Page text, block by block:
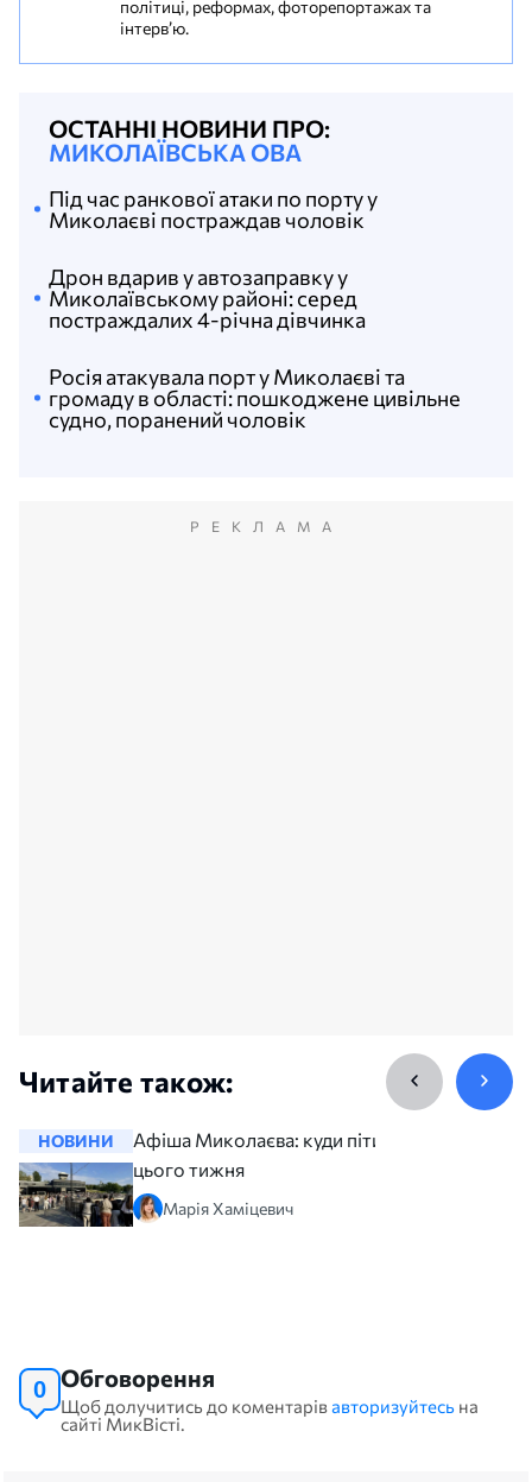
політиці, реформах, фоторепортажах та
інтерв’ю.
ОСТАННІ НОВИНИ ПРО:
МИКОЛАЇВСЬКА ОВА
Росія атакувала порт у Миколаєві та
громаду в області: пошкоджене цивільне
судно, поранений чоловік
Дрон вдарив у автозаправку у
Миколаївському районі: серед
постраждалих 4-річна дівчинка
Під час ранкової атаки по порту у
Миколаєві постраждав чоловік
РЕКЛАМА
Читайте також:
НОВИНИ
Афіша Миколаєва: куди піти
цього тижня
Марія Хаміцевич
0 Обговорення
Щоб долучитись до коментарівавторизуйтесь на
сайті МикВісті.